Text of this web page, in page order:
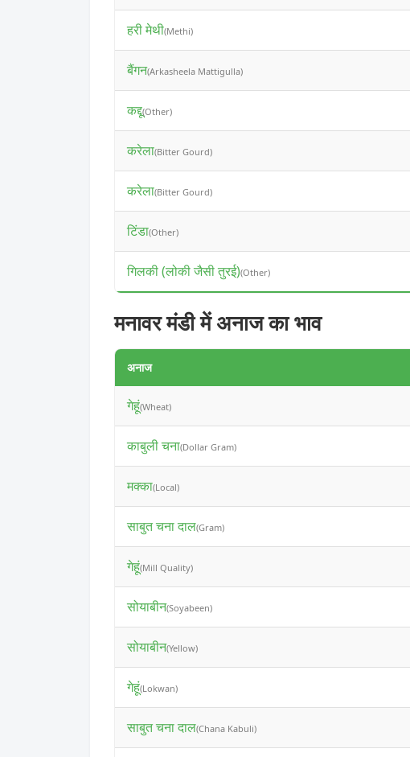
हरी मेथी(Methi)
बैंगन(Arkasheela Mattigulla)
कद्दू(Other)
करेला(Bitter Gourd)
करेला(Bitter Gourd)
टिंडा(Other)
गिलकी (लोकी जैसी तुरई)(Other)
मनावर मंडी में अनाज का भाव
अनाज
गेहूं(Wheat)
काबुली चना(Dollar Gram)
मक्का(Local)
साबुत चना दाल(Gram)
गेहूं(Mill Quality)
सोयाबीन(Soyabeen)
सोयाबीन(Yellow)
गेहूं(Lokwan)
साबुत चना दाल(Chana Kabuli)